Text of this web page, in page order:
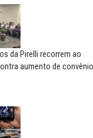
da Pirelli recorrem ao
aumento de convênio
A